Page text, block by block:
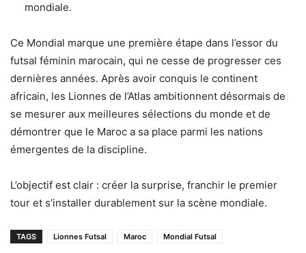
mondiale.
Ce Mondial marque une première étape dans l’essor du
futsal féminin marocain, qui ne cesse de progresser ces
dernières années. Après avoir conquis le continent
africain, les Lionnes de l’Atlas ambitionnent désormais de
se mesurer aux meilleures sélections du monde et de
démontrer que le Maroc a sa place parmi les nations
émergentes de la discipline.
L’objectif est clair : créer la surprise, franchir le premier
tour et s’installer durablement sur la scène mondiale.
TAGS Lionnes Futsal Maroc Mondial Futsal